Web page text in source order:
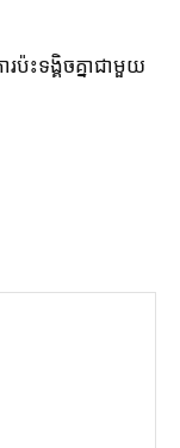
ប៉ះទង្គិចគ្នាជាមួយ